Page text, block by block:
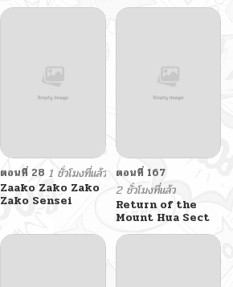
ตอนที่ 28 1 ชั่วโมงที่แล้ว
Zaako Zako Zako
Zako Sensei
ตอนที่ 167
2 ชั่วโมงที่แล้ว
Return of the
Mount Hua Sect